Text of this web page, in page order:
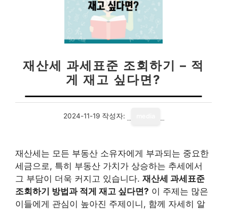
재산세 과세표준 조회하기 – 적
게 재고 싶다면?
2024-11-19 작성자:
재산세는 모든 부동산 소유자에게 부과되는 중요한
세금으로, 특히 부동산 가치가 상승하는 추세에서
그 부담이 더욱 커지고 있습니다. 재산세 과세표준
조회하기 방법과 적게 재고 싶다면? 이 주제는 많은
이들에게 관심이 높아진 주제이니, 함께 자세히 알